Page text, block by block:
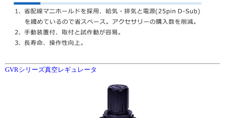
GVRシリーズ真空レギュレータ